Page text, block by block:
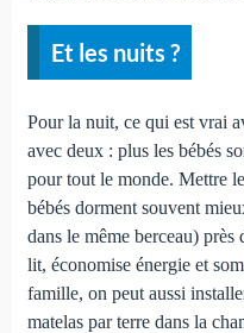
Et les nuits ?
Pour la nuit, ce qui est vrai
avec deux : plus les bébés
pour tout le monde. Mettre
bébés dorment souvent
dans le même berceau)
lit, économise énergie et
famille, on peut aussi
matelas par terre dans la